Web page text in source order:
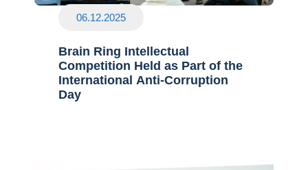
06.12.2025
Brain Ring Intellectual
Competition Held as Part of the
International Anti-Corruption
Day